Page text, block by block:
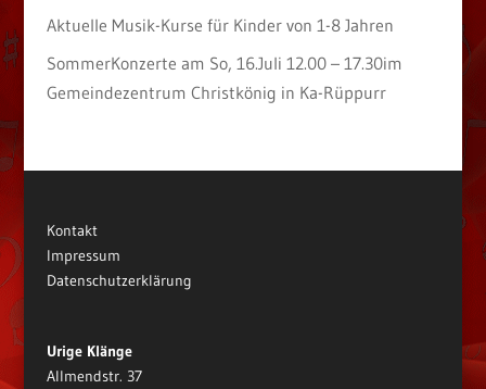
Aktuelle Musik-Kurse für Kinder von 1-8 Jahren
SommerKonzerte am So, 16.Juli 12.00 – 17.30im
Gemeindezentrum Christkönig in Ka-Rüppurr
Kontakt
Impressum
Datenschutzerklärung
Urige Klänge
Allmendstr. 37